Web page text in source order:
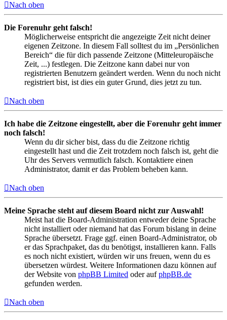
Nach oben
Die Forenuhr geht falsch!
Möglicherweise entspricht die angezeigte Zeit nicht deiner
eigenen Zeitzone. In diesem Fall solltest du im „Persönlichen
Bereich“ die für dich passende Zeitzone (Mitteleuropäische
Zeit, ...) festlegen. Die Zeitzone kann dabei nur von
registrierten Benutzern geändert werden. Wenn du noch nicht
registriert bist, ist dies ein guter Grund, dies jetzt zu tun.
Nach oben
Ich habe die Zeitzone eingestellt, aber die Forenuhr geht immer
noch falsch!
Wenn du dir sicher bist, dass du die Zeitzone richtig
eingestellt hast und die Zeit trotzdem noch falsch ist, geht die
Uhr des Servers vermutlich falsch. Kontaktiere einen
Administrator, damit er das Problem beheben kann.
Nach oben
Meine Sprache steht auf diesem Board nicht zur Auswahl!
Meist hat die Board-Administration entweder deine Sprache
nicht installiert oder niemand hat das Forum bislang in deine
Sprache übersetzt. Frage ggf. einen Board-Administrator, ob
er das Sprachpaket, das du benötigst, installieren kann. Falls
es noch nicht existiert, würden wir uns freuen, wenn du es
übersetzen würdest. Weitere Informationen dazu können auf
der Website von phpBB Limited oder aufphpBB.de
gefunden werden.
Nach oben